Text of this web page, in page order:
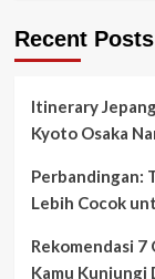
2022
&
Diving
dan
2022
Recent Posts
Itinerary
Kyoto Osaka
Perbandingan:
Lebih Cocok
Rekomendasi 7
Kamu Kunjungi